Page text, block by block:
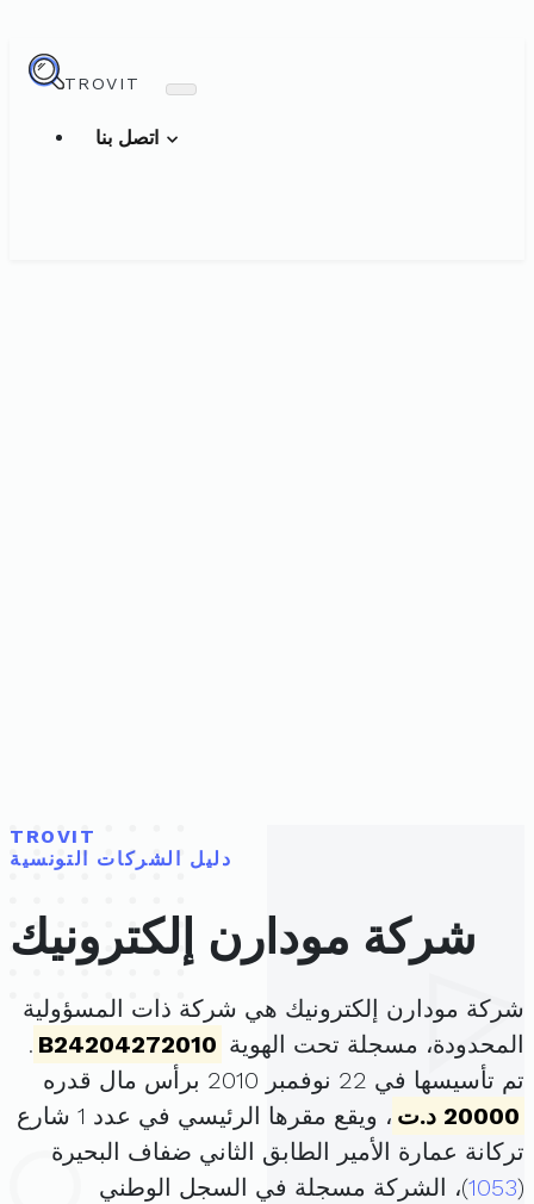
TROVIT
TROVIT
دليل الشركات التونسية
شركة مودارن إلكترونيك
شركة مودارن إلكترونيك هي شركة ذات المسؤولية
المحدودة، مسجلة تحت الهوية B24204272010
.
تم تأسيسها في 22 نوفمبر 2010 برأس مال قدره
20000 د.ت
، ويقع مقرها الرئيسي في عدد 1 شارع
تركانة عمارة الأمير الطابق الثاني ضفاف البحيرة
(
1053)، الشركة مسجلة في السجل الوطني